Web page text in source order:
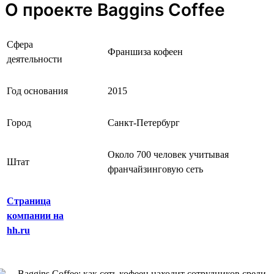
О проекте Baggins Coffee
Сфера
деятельности
Франшиза кофеен
Год основания 2015
Город Санкт-Петербург
Штат
Около 700 человек учитывая
франчайзинговую сеть
Страница
компании на
hh.ru